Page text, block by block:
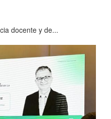
docente y de...